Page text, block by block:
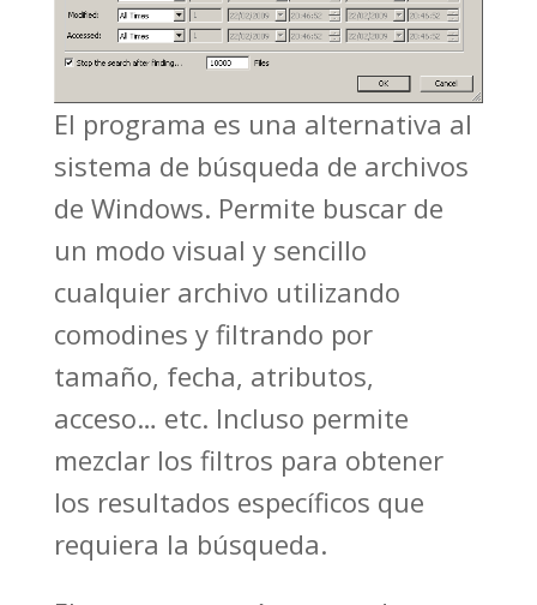
El programa es una alternativa al
sistema de búsqueda de archivos
de Windows. Permite buscar de
un modo visual y sencillo
cualquier archivo utilizando
comodines y filtrando por
tamaño, fecha, atributos,
acceso… etc. Incluso permite
mezclar los filtros para obtener
los resultados específicos que
requiera la búsqueda.